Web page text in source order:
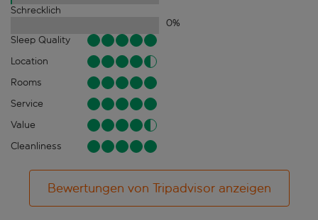
Schrecklich
0%
Sleep Quality
Location
Rooms
Service
Value
Cleanliness
Bewertungen von Tripadvisor anzeigen